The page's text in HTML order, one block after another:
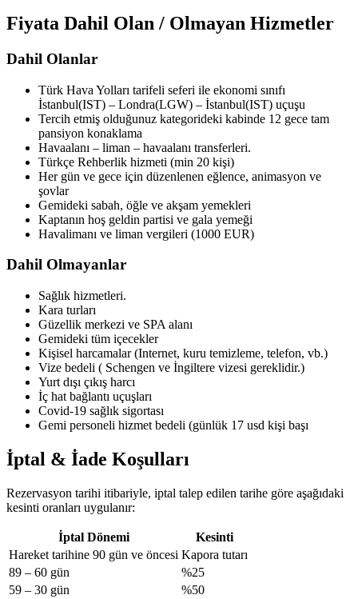
Fiyata Dahil Olan / Olmayan Hizmetler
Dahil Olanlar
Türk Hava Yolları tarifeli seferi ile ekonomi sınıfı
İstanbul(IST) – Londra(LGW) – İstanbul(IST) uçuşu
Tercih etmiş olduğunuz kategorideki kabinde 12 gece tam
pansiyon konaklama
Havaalanı – liman – havaalanı transferleri.
Türkçe Rehberlik hizmeti (min 20 kişi)
Her gün ve gece için düzenlenen eğlence, animasyon ve
şovlar
Gemideki sabah, öğle ve akşam yemekleri
Kaptanın hoş geldin partisi ve gala yemeği
Havalimanı ve liman vergileri (1000 EUR)
Dahil Olmayanlar
Sağlık hizmetleri.
Kara turları
Güzellik merkezi ve SPA alanı
Gemideki tüm içecekler
Kişisel harcamalar (Internet, kuru temizleme, telefon, vb.)
Vize bedeli ( Schengen ve İngiltere vizesi gereklidir.)
Yurt dışı çıkış harcı
İç hat bağlantı uçuşları
Covid-19 sağlık sigortası
Gemi personeli hizmet bedeli (günlük 17 usd kişi başı
İptal & İade Koşulları
Rezervasyon tarihi itibariyle, iptal talep edilen tarihe göre aşağıdaki
kesinti oranları uygulanır:
İptal Dönemi
Kesinti
Hareket tarihine 90 gün ve öncesi Kapora tutarı
89 – 60 gün
%25
59 – 30 gün
%50